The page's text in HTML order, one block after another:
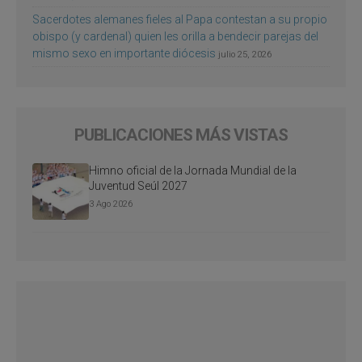
Sacerdotes alemanes fieles al Papa contestan a su propio
obispo (y cardenal) quien les orilla a bendecir parejas del
mismo sexo en importante diócesis julio 25, 2026
PUBLICACIONES MÁS VISTAS
Himno oficial de la Jornada Mundial de la
Juventud Seúl 2027
3 Ago 2026